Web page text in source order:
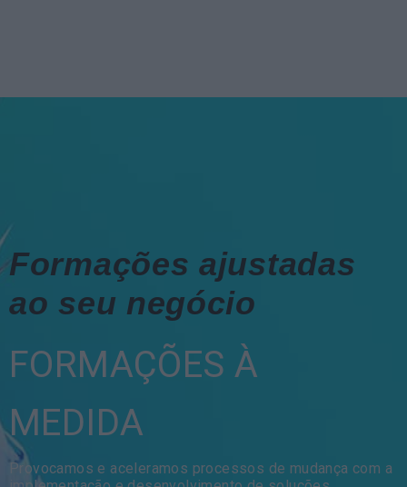
Formações ajustadas
ao seu negócio
FORMAÇÕES À
MEDIDA
Provocamos e aceleramos processos de mudança com a